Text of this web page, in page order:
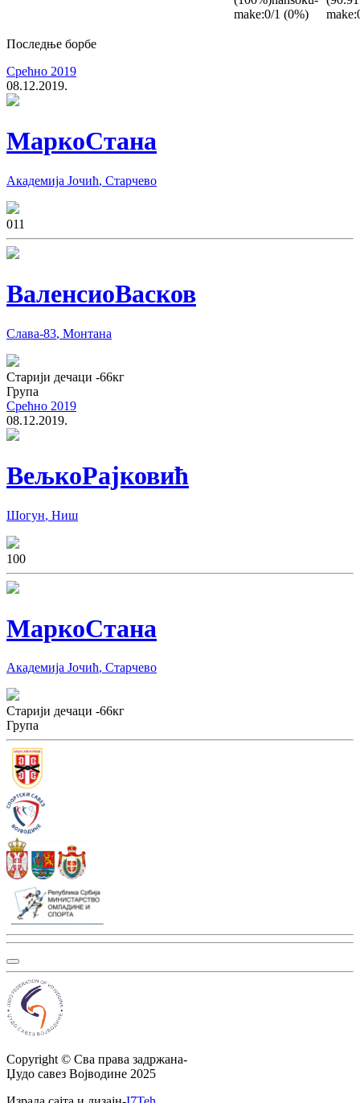
make:0/1 (0%)
make:
Последње борбе
Срећно 2019
08.12.2019.
МаркоСтана
Академија Јочић, Старчево
011
ВаленсиоВасков
Слава-83, Монтана
Старији дечаци -66кг
Група
Срећно 2019
08.12.2019.
ВељкоРајковић
Шогун, Ниш
100
МаркоСтана
Академија Јочић, Старчево
Старији дечаци -66кг
Група
Copyright © Сва права задржана-
Џудо савез Војводине 2025